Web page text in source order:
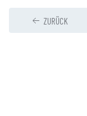
ZURÜCK